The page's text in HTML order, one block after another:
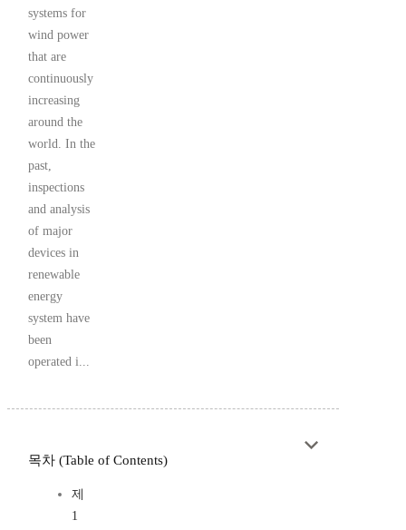
systems for
wind power
that are
continuously
increasing
around the
world. In the
past,
inspections
and analysis
of major
devices in
renewable
energy
system have
been
operated i...
목차 (Table of Contents)
제
1